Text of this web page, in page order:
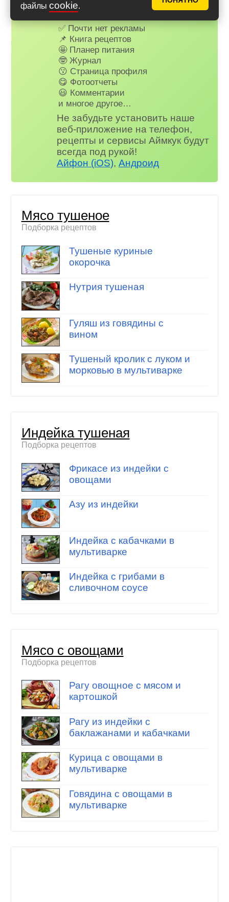
файлы cookie.
Для всех, кто в клубе...
✅ Почти нет рекламы
📌 Книга рецептов
🤩 Планер питания
🤓 Журнал
😗 Страница профиля
😋 Фотоотчеты
😃 Комментарии
и многое другое…
Не забудьте установить наше
веб-приложение на телефон,
рецепты и сервисы Аймкук будут
всегда под рукой!
Айфон (iOS),Андроид
Мясо тушеное
Подборка рецептов
Тушеные куриные
окорочка
Нутрия тушеная
Гуляш из говядины с
вином
Тушеный кролик с луком и
морковью в мультиварке
Индейка тушеная
Подборка рецептов
Фрикасе из индейки с
овощами
Азу из индейки
Индейка с кабачками в
мультиварке
Индейка с грибами в
сливочном соусе
Мясо с овощами
Подборка рецептов
Рагу овощное с мясом и
картошкой
Рагу из индейки с
баклажанами и кабачками
Курица с овощами в
мультиварке
Говядина с овощами в
мультиварке